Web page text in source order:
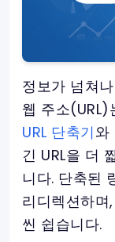
정보가 넘쳐
웹 주소(URL)
URL 단축기와
긴 URL을 더
니다. 단축된
리디렉션하
씬 쉽습니다.